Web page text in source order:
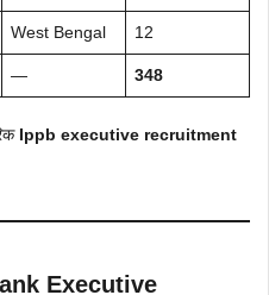
West Bengal 12
— 348
Ippb executive recruitment
Executive